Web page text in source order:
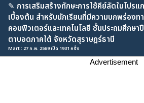
✎ การเสริมสร้างทักษะการใช้คีย์ลัดในโปร
เบื้องต้น สำหรับนักเรียนที่มีความบกพร่องท
คอมพิวเตอร์และเทคโนโลยี ชั้นประถมศึกษา
ตาบอดภาคใต้ จังหวัดสุราษฎร์ธานี
Mart : 27 ก.พ. 2569 เปิด 1931 ครั้ง
Advertisement